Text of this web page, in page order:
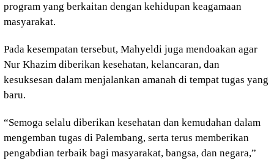
program yang berkaitan dengan kehidupan keagamaan
masyarakat.
Pada kesempatan tersebut, Mahyeldi juga mendoakan agar
Nur Khazim diberikan kesehatan, kelancaran, dan
kesuksesan dalam menjalankan amanah di tempat tugas yang
baru.
“Semoga selalu diberikan kesehatan dan kemudahan dalam
mengemban tugas di Palembang, serta terus memberikan
pengabdian terbaik bagi masyarakat, bangsa, dan negara,”